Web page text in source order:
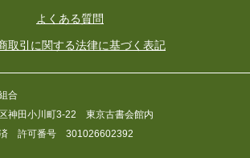
よくある質問
取引に関する法律に基づく表記
合
神田小川町3-22 東京古書会館内
済 許可番号 301026602392